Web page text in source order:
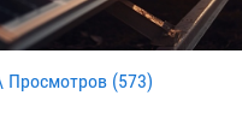
Просмотров (573)